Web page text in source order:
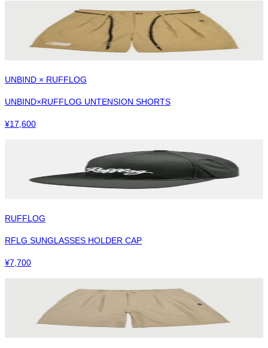
UNBIND × RUFFLOG
UNBIND×RUFFLOG UNTENSION SHORTS
¥17,600
RUFFLOG
RFLG SUNGLASSES HOLDER CAP
¥7,700